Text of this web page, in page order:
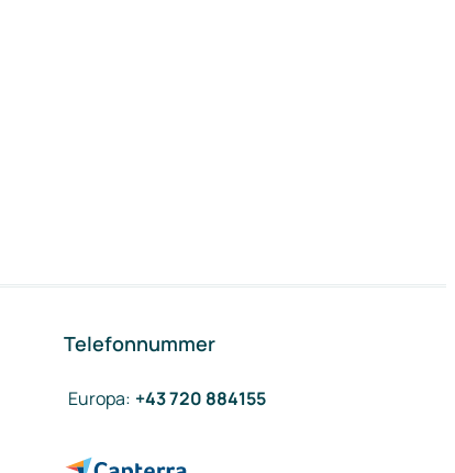
Telefonnummer
Europa: +43 720 884155